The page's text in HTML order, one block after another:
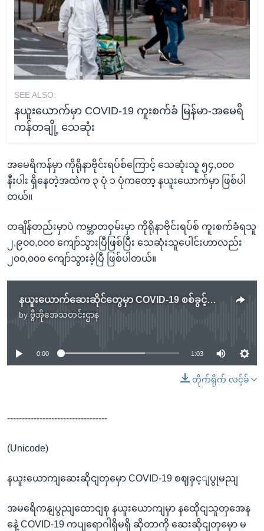
SEE ALSO:
နယူးယောက်မှာ COVID-19 ကူးစက်ခံ မြန်မာ-အမေရိ
ကန်တချို့ သေဆုံး
အမေရိကန်မှာ ကိုရိုနာဗိုင်းရပ်စ်ကြောင့် သေဆုံးသူ ၅၄,၀၀၀
နီးပါး ရှိနေတဲ့အထဲက ၃ ပုံ ၁ ပုံကတော့ နယူးယောက်မှာ ဖြစ်ပါ
တယ်။
တချိန်တည်းမှာပဲ ကမ္ဘာတဝှမ်းမှာ ကိုရိုနာဗိုင်းရပ်စ် ကူးစက်ခံရသူ
၂,၉၀၀,၀၀၀ ကျော်သွားပြီဖြစ်ပြီး သေဆုံးသူပေါင်းဟာလည်း
၂၀၀,၀၀၀ ကျော်သွားခဲ့ပြီ ဖြစ်ပါတယ်။
နယူးယောက်ဆေးဆိုင်တွေမှာ COVID-19 စစ်ခွင့်ပြုမည်
by ဗွီအိုအေသတင်းဌာန
No media source currently available
0:00 1:03
တိုက်ရိုက် လင့်ခ်
----------------------------------
(Unicode)
နယူးယောကျဆေးဆိုငျတှမှော COVID-19 စဈခှင့ျပွုမညျ
အမရေိကနျပွညျထောငျစု နယူးယောကျမှာ နထေိုငျသူတှအေန
နေဲ့ COVID-19 ကပျရောဂါရှိမရှိ ဆိုတာကို ဆေးဆိုငျတှမှော မ